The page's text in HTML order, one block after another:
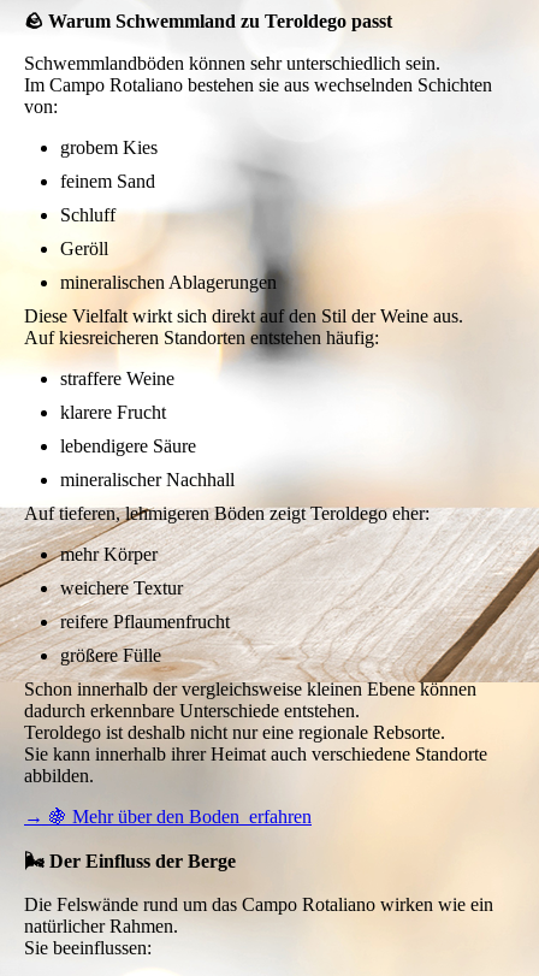
🪨 Warum Schwemmland zu Teroldego passt
Schwemmlandböden können sehr unterschiedlich sein.
Im Campo Rotaliano bestehen sie aus wechselnden Schichten
von:
grobem Kies
feinem Sand
Schluff
Geröll
mineralischen Ablagerungen
Diese Vielfalt wirkt sich direkt auf den Stil der Weine aus.
Auf kiesreicheren Standorten entstehen häufig:
straffere Weine
klarere Frucht
lebendigere Säure
mineralischer Nachhall
Auf tieferen, lehmigeren Böden zeigt Teroldego eher:
mehr Körper
weichere Textur
reifere Pflaumenfrucht
größere Fülle
Schon innerhalb der vergleichsweise kleinen Ebene können
dadurch erkennbare Unterschiede entstehen.
Teroldego ist deshalb nicht nur eine regionale Rebsorte.
Sie kann innerhalb ihrer Heimat auch verschiedene Standorte
abbilden.
→ 🍇 Mehr über den Boden erfahren
🌬️ Der Einfluss der Berge
Die Felswände rund um das Campo Rotaliano wirken wie ein
natürlicher Rahmen.
Sie beeinflussen: